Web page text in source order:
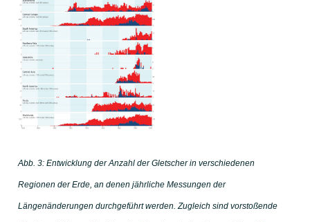
Abb. 3: Entwicklung der Anzahl der Gletscher in verschiedenen
Regionen der Erde, an denen jährliche Messungen der
Längenänderungen durchgeführt werden. Zugleich sind vorstoßende